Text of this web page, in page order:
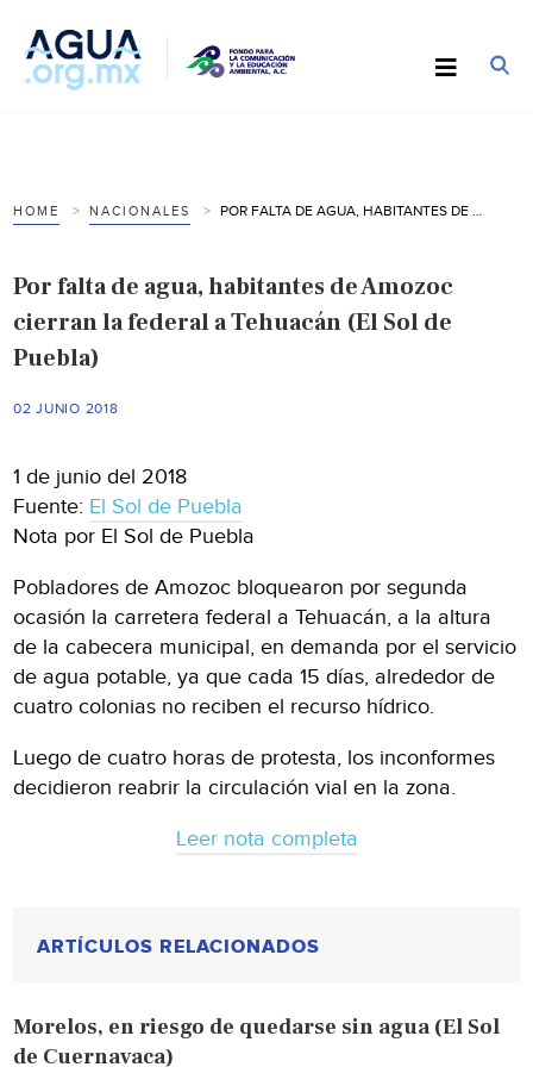
HOME NACIONALES
Por falta de agua, habitantes de Amozoc
cierran la federal a Tehuacán (El Sol de
Puebla)
02 JUNIO 2018
1 de junio del 2018
Fuente: El Sol de Puebla
Nota por El Sol de Puebla
Pobladores de Amozoc bloquearon por segunda
ocasión la carretera federal a Tehuacán, a la altura
de la cabecera municipal, en demanda por el servicio
de agua potable, ya que cada 15 días, alrededor de
cuatro colonias no reciben el recurso hídrico.
Luego de cuatro horas de protesta, los inconformes
decidieron reabrir la circulación vial en la zona.
Leer nota completa
ARTÍCULOS RELACIONADOS
Morelos, en riesgo de quedarse sin agua (El Sol
de Cuernavaca)